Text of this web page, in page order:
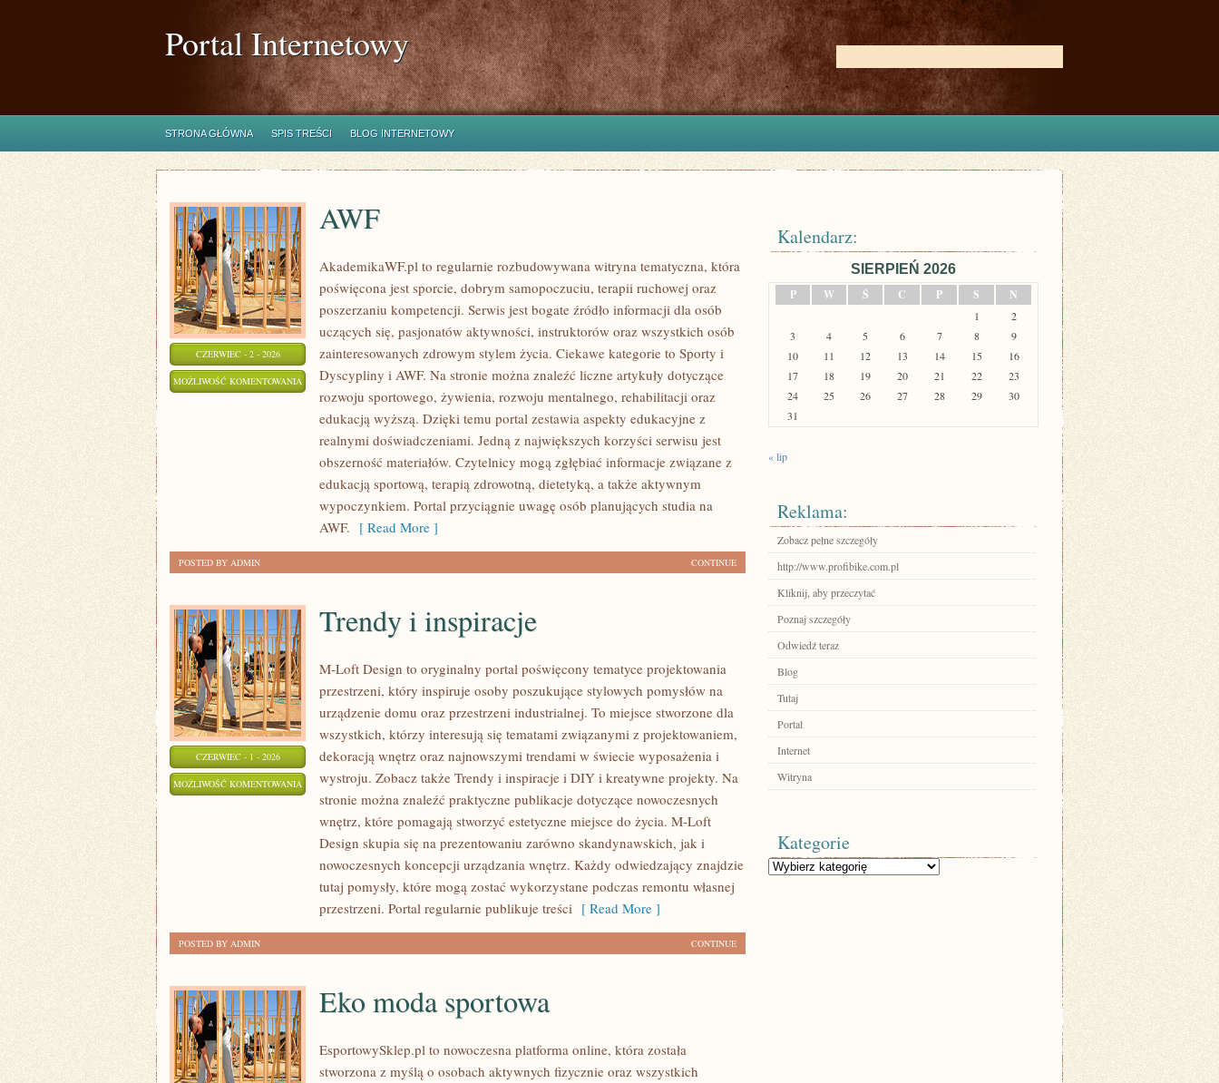
Portal Internetowy
STRONA GŁÓWNA SPIS TREŚCI BLOG INTERNETOWY
CZERWIEC - 2 - 2026
MOŻLIWOŚĆ KOMENTOWANIA AWF
AWF
AkademikaWF.pl to regularnie rozbudowywana witryna tematyczna, która
poświęcona jest sporcie, dobrym samopoczuciu, terapii ruchowej oraz
poszerzaniu kompetencji. Serwis jest bogate źródło informacji dla osób
uczących się, pasjonatów aktywności, instruktorów oraz wszystkich osób
zainteresowanych zdrowym stylem życia. Ciekawe kategorie to Sporty i
Dyscypliny i AWF. Na stronie można znaleźć liczne artykuły dotyczące
rozwoju sportowego, żywienia, rozwoju mentalnego, rehabilitacji oraz
edukacją wyższą. Dzięki temu portal zestawia aspekty edukacyjne z
realnymi doświadczeniami. Jedną z największych korzyści serwisu jest
obszerność materiałów. Czytelnicy mogą zgłębiać informacje związane z
edukacją sportową, terapią zdrowotną, dietetyką, a także aktywnym
wypoczynkiem. Portal przyciągnie uwagę osób planujących studia na
AWF. [ Read More ]
CONTINUE
POSTED BY ADMIN
CZERWIEC - 1 - 2026
MOŻLIWOŚĆ KOMENTOWANIA TRENDY
INSPIRACJE
Trendy i inspiracje
M-Loft Design to oryginalny portal poświęcony tematyce projektowania
przestrzeni, który inspiruje osoby poszukujące stylowych pomysłów na
urządzenie domu oraz przestrzeni industrialnej. To miejsce stworzone dla
wszystkich, którzy interesują się tematami związanymi z projektowaniem,
dekoracją wnętrz oraz najnowszymi trendami w świecie wyposażenia i
wystroju. Zobacz także Trendy i inspiracje i DIY i kreatywne projekty. Na
stronie można znaleźć praktyczne publikacje dotyczące nowoczesnych
wnętrz, które pomagają stworzyć estetyczne miejsce do życia. M-Loft
Design skupia się na prezentowaniu zarówno skandynawskich, jak i
nowoczesnych koncepcji urządzania wnętrz. Każdy odwiedzający znajdzie
tutaj pomysły, które mogą zostać wykorzystane podczas remontu własnej
przestrzeni. Portal regularnie publikuje treści [ Read More ]
CONTINUE
POSTED BY ADMIN
Eko moda sportowa
EsportowySklep.pl to nowoczesna platforma online, która została
stworzona z myślą o osobach aktywnych fizycznie oraz wszystkich
Kalendarz:
SIERPIEŃ 2026
P
W Ś C P S N
1
2
3
4 5 6 7 8
9
10
11 12 13 14 15
16
17
18 19 20 21 22
23
24
25 26 27 28 29
30
31
« lip
Reklama:
Zobacz pełne szczegóły
http://www.profibike.com.pl
Kliknij, aby przeczytać
Poznaj szczegóły
Odwiedź teraz
Blog
Tutaj
Portal
Internet
Witryna
Kategorie
Kategorie